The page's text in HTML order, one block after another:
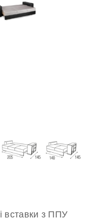
вставки з ППУ